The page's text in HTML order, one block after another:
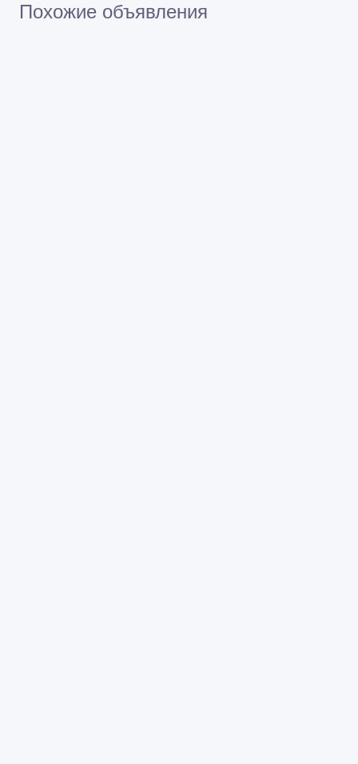
Похожие объявления